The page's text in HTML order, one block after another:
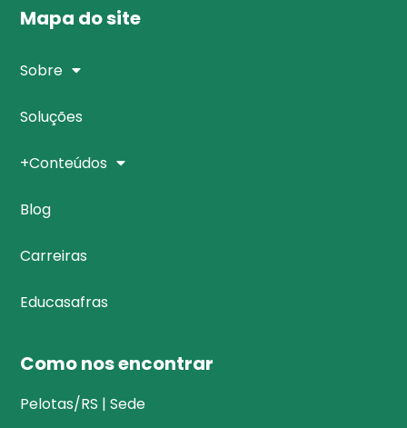
Mapa do site
Sobre
Soluções
+Conteúdos
Blog
Carreiras
Educasafras
Como nos encontrar
Pelotas/RS | Sede